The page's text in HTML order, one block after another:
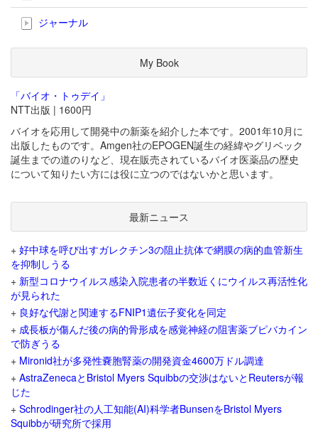
ジャーナル
My Book
「バイオ・トゥデイ」
NTT出版 | 1600円
バイオを応用して開発中の新薬を紹介した本です。2001年10月に
出版したものです。Amgen社のEPOGEN誕生の経緯やグリベック
誕生までの道のりなど、現在販売されているバイオ医薬品の歴史
について知りたい方には役に立つのではないかと思います。
最新ニュース
+ 好中球を呼び出すガレクチン3の阻止抗体で網膜の病的血管新生
を抑制しうる
+ 新型コロナウイルス感染入院患者の半数近くにウイルス再活性化
が見られた
+ 良好な代謝と関連するFNIP1遺伝子変化を同定
+ 成長板が傷んだ後の病的骨形成を感覚神経の阻害薬ブピバカイン
で防ぎうる
+ Mironid社が多発性嚢胞腎薬の開発資金4600万ドル調達
+ AstraZenecaとBristol Myers Squibbの交渉はないとReutersが報
じた
+ Schrodinger社の人工知能(AI)科学者BunsenをBristol Myers
Squibbが研究所で採用